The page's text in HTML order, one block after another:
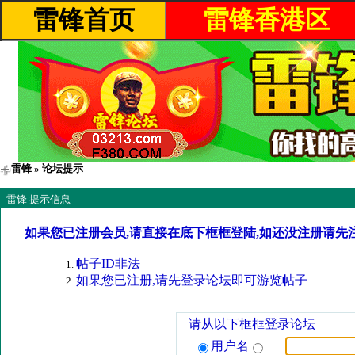
雷锋首页 雷锋香港区
雷锋 » 论坛提示
雷锋 提示信息
如果您已注册会员,请直接在底下框框登陆,如还没注册请先
帖子ID非法
如果您已注册,请先登录论坛即可游览帖子
请从以下框框登录论坛
用户名